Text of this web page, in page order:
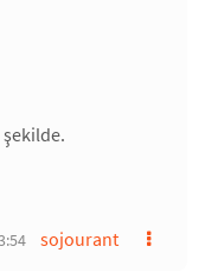
şekilde.
sojourant